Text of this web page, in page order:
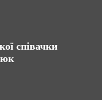
співачки